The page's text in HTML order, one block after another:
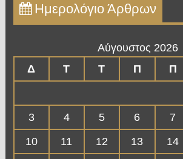
Ημερολόγιο Άρθρων
Αύγουστος 2026
Δ
Τ Τ Π Π
3
4 5 6 7
10
11 12 13 14